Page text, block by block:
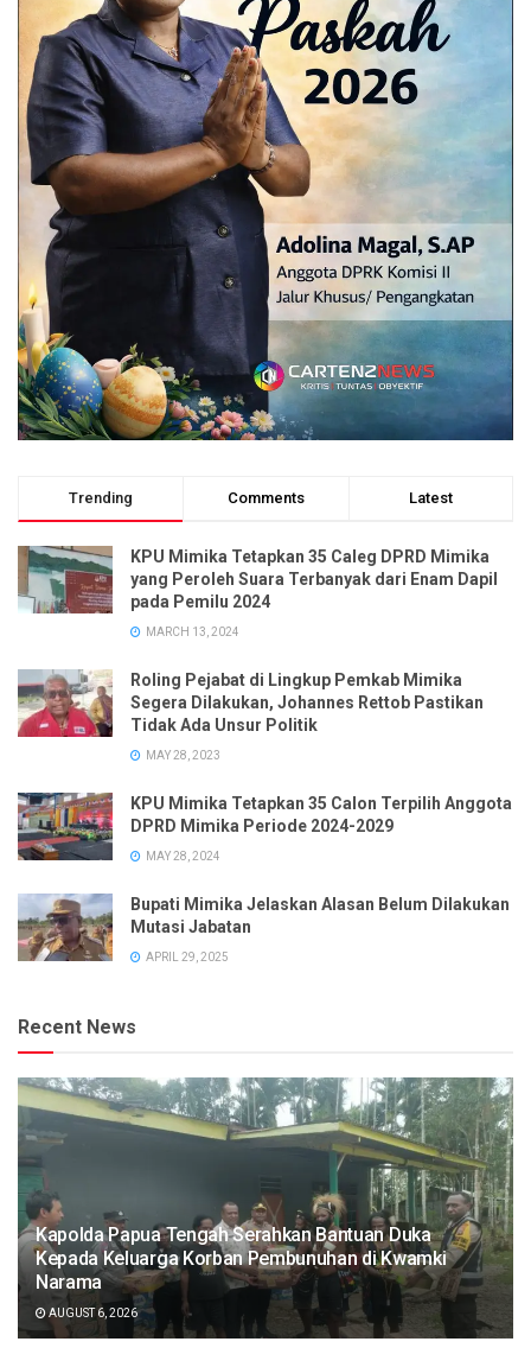
Trending Comments Latest
KPU Mimika Tetapkan 35 Caleg DPRD Mimika
yang Peroleh Suara Terbanyak dari Enam Dapil
pada Pemilu 2024
MARCH 13, 2024
Roling Pejabat di Lingkup Pemkab Mimika
Segera Dilakukan, Johannes Rettob Pastikan
Tidak Ada Unsur Politik
MAY 28, 2023
KPU Mimika Tetapkan 35 Calon Terpilih Anggota
DPRD Mimika Periode 2024-2029
MAY 28, 2024
Bupati Mimika Jelaskan Alasan Belum Dilakukan
Mutasi Jabatan
APRIL 29, 2025
Recent News
Kapolda Papua Tengah Serahkan Bantuan Duka
Kepada Keluarga Korban Pembunuhan di Kwamki
Narama
AUGUST 6, 2026